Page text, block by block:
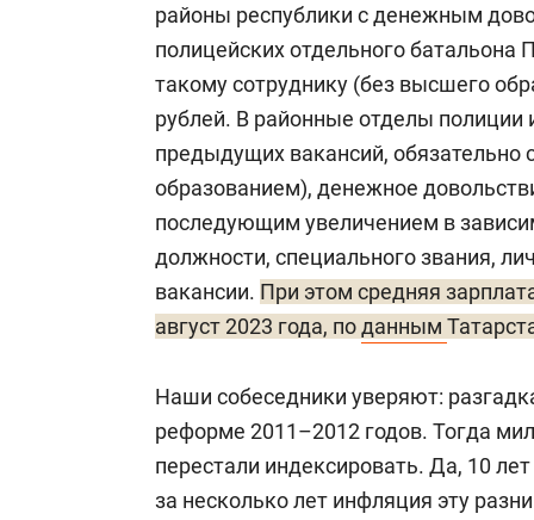
районы республики с денежным
полицейских отдельного
такому сотруднику (без высшего
рублей. В районные отделы полиции
предыдущих вакансий,
образованием), денежное
последующим увеличением в
должности, специального звания,
вакансии. При этом средняя
август 2023 года, поданным
Наши собеседники уверяют:
реформе 2011–2012 годов. Тогда
перестали индексировать. Да, 10
за несколько лет инфляция эту